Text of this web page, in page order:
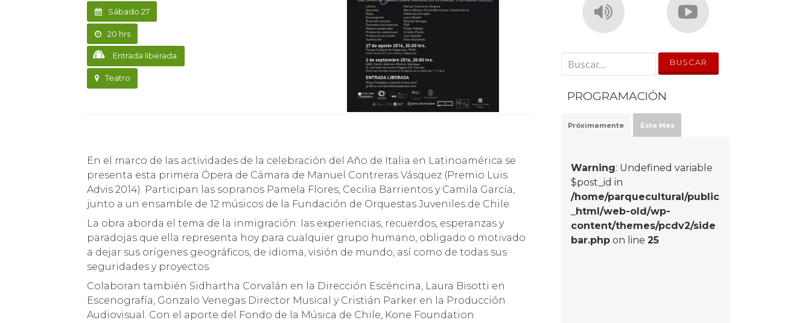
Sábado 27
20 hrs
Entrada liberada
Teatro
En el marco de las actividades de la celebración del Año de Italia en Latinoamérica se
presenta esta primera Ópera de Cámara de Manuel Contreras Vásquez (Premio Luis
Advis 2014). Participan las sopranos Pamela Flores, Cecilia Barrientos y Camila García,
junto a un ensamble de 12 músicos de la Fundación de Orquestas Juveniles de Chile.
La obra aborda el tema de la inmigración: las experiencias, recuerdos, esperanzas y
paradojas que ella representa hoy para cualquier grupo humano, obligado o motivado
a dejar sus orígenes geográficos, de idioma, visión de mundo, así como de todas sus
seguridades y proyectos.
Colaboran también Sidhartha Corvalán en la Dirección Escéncina, Laura Bisotti en
Escenografía, Gonzalo Venegas Director Musical y Cristián Parker en la Producción
Audiovisual. Con el aporte del Fondo de la Música de Chile, Kone Foundation
' . __('Search for:') . '
PROGRAMACIÓN
Próximamente Este Mes
Warning: Undefined variable
$post_id in
/home/parquecultural/public
_html/web-old/wp-
content/themes/pcdv2/side
bar.php on line25